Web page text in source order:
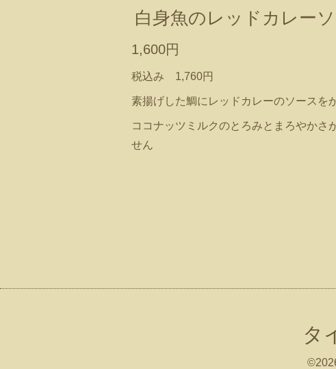
白身魚のレッドカレー
1,600円
税込み 1,760円
素揚げした鯛にレッドカレーのソースを
ココナッツミルクのとろみとまろやかさ
せん
タ